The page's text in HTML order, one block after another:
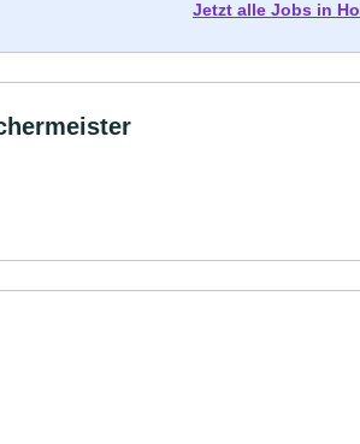
Jetzt alle Jobs in